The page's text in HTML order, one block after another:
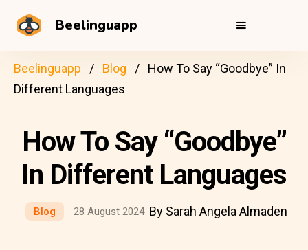
Beelinguapp
Beelinguapp Blog
How To Say “Goodbye” In
Different Languages
How To Say “Goodbye”
In Different Languages
Blog 28 August 2024 By Sarah Angela Almaden